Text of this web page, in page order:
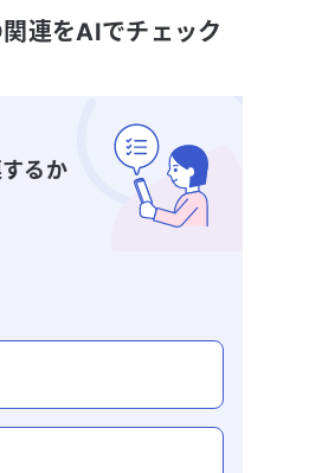
連をAIでチェック
るか